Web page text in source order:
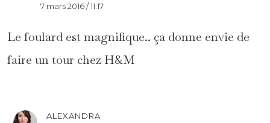
7 mars 2016 / 11:17
Le foulard est magnifique.. ça donne envie de
faire un tour chez H&M
ALEXANDRA